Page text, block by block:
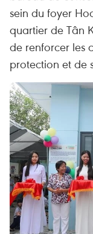
sein du foyer
quartier de Tân
de renforcer les
protection et de